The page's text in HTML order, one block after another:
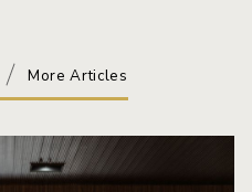
More Articles